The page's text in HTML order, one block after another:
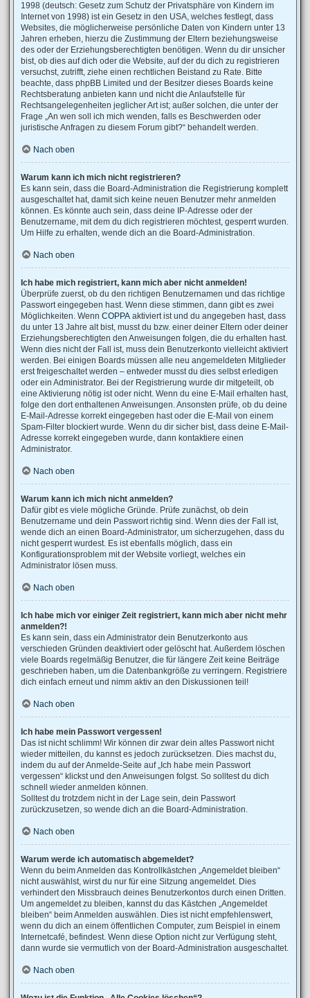
1998 (deutsch: Gesetz zum Schutz der Privatsphäre von Kindern im
Internet von 1998) ist ein Gesetz in den USA, welches festlegt, dass
Websites, die möglicherweise persönliche Daten von Kindern unter 13
Jahren erheben, hierzu die Zustimmung der Eltern beziehungsweise
des oder der Erziehungsberechtigten benötigen. Wenn du dir unsicher
bist, ob dies auf dich oder die Website, auf der du dich zu registrieren
versuchst, zutrifft, ziehe einen rechtlichen Beistand zu Rate. Bitte
beachte, dass phpBB Limited und der Besitzer dieses Boards keine
Rechtsberatung anbieten kann und nicht die Anlaufstelle für
Rechtsangelegenheiten jeglicher Art ist; außer solchen, die unter der
Frage „An wen soll ich mich wenden, falls es Beschwerden oder
juristische Anfragen zu diesem Forum gibt?“ behandelt werden.
Nach oben
Warum kann ich mich nicht registrieren?
Es kann sein, dass die Board-Administration die Registrierung komplett
ausgeschaltet hat, damit sich keine neuen Benutzer mehr anmelden
können. Es könnte auch sein, dass deine IP-Adresse oder der
Benutzername, mit dem du dich registrieren möchtest, gesperrt wurden.
Um Hilfe zu erhalten, wende dich an die Board-Administration.
Nach oben
Ich habe mich registriert, kann mich aber nicht anmelden!
Überprüfe zuerst, ob du den richtigen Benutzernamen und das richtige
Passwort eingegeben hast. Wenn diese stimmen, dann gibt es zwei
Möglichkeiten. Wenn COPPA aktiviert ist und du angegeben hast, dass
du unter 13 Jahre alt bist, musst du bzw. einer deiner Eltern oder deiner
Erziehungsberechtigten den Anweisungen folgen, die du erhalten hast.
Wenn dies nicht der Fall ist, muss dein Benutzerkonto vielleicht aktiviert
werden. Bei einigen Boards müssen alle neu angemeldeten Mitglieder
erst freigeschaltet werden – entweder musst du dies selbst erledigen
oder ein Administrator. Bei der Registrierung wurde dir mitgeteilt, ob
eine Aktivierung nötig ist oder nicht. Wenn du eine E-Mail erhalten hast,
folge den dort enthaltenen Anweisungen. Ansonsten prüfe, ob du deine
E-Mail-Adresse korrekt eingegeben hast oder die E-Mail von einem
Spam-Filter blockiert wurde. Wenn du dir sicher bist, dass deine E-Mail-
Adresse korrekt eingegeben wurde, dann kontaktiere einen
Administrator.
Nach oben
Warum kann ich mich nicht anmelden?
Dafür gibt es viele mögliche Gründe. Prüfe zunächst, ob dein
Benutzername und dein Passwort richtig sind. Wenn dies der Fall ist,
wende dich an einen Board-Administrator, um sicherzugehen, dass du
nicht gesperrt wurdest. Es ist ebenfalls möglich, dass ein
Konfigurationsproblem mit der Website vorliegt, welches ein
Administrator lösen muss.
Nach oben
Ich habe mich vor einiger Zeit registriert, kann mich aber nicht mehr
anmelden?!
Es kann sein, dass ein Administrator dein Benutzerkonto aus
verschieden Gründen deaktiviert oder gelöscht hat. Außerdem löschen
viele Boards regelmäßig Benutzer, die für längere Zeit keine Beiträge
geschrieben haben, um die Datenbankgröße zu verringern. Registriere
dich einfach erneut und nimm aktiv an den Diskussionen teil!
Nach oben
Ich habe mein Passwort vergessen!
Das ist nicht schlimm! Wir können dir zwar dein altes Passwort nicht
wieder mitteilen, du kannst es jedoch zurücksetzen. Dies machst du,
indem du auf der Anmelde-Seite auf „Ich habe mein Passwort
vergessen“ klickst und den Anweisungen folgst. So solltest du dich
schnell wieder anmelden können.
Solltest du trotzdem nicht in der Lage sein, dein Passwort
zurückzusetzen, so wende dich an die Board-Administration.
Nach oben
Warum werde ich automatisch abgemeldet?
Wenn du beim Anmelden das Kontrollkästchen „Angemeldet bleiben“
nicht auswählst, wirst du nur für eine Sitzung angemeldet. Dies
verhindert den Missbrauch deines Benutzerkontos durch einen Dritten.
Um angemeldet zu bleiben, kannst du das Kästchen „Angemeldet
bleiben“ beim Anmelden auswählen. Dies ist nicht empfehlenswert,
wenn du dich an einem öffentlichen Computer, zum Beispiel in einem
Internetcafé, befindest. Wenn diese Option nicht zur Verfügung steht,
dann wurde sie vermutlich von der Board-Administration ausgeschaltet.
Nach oben